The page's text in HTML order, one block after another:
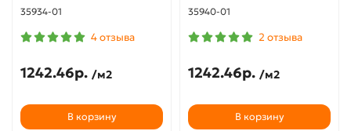
35934-01
4 отзыва
1242.46р. /м2
В корзину
35940-01
2 отзыва
1242.46р. /м2
В корзину